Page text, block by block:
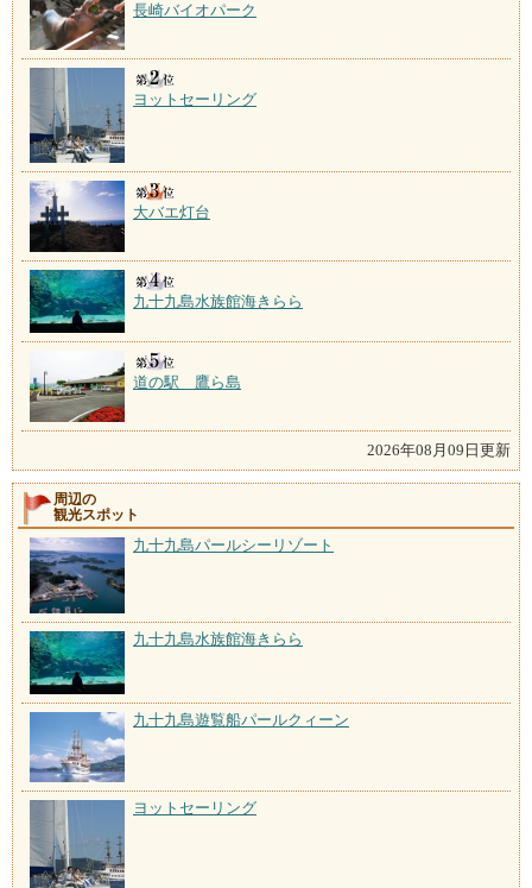
長崎バイオパーク
ヨットセーリング
大バエ灯台
九十九島水族館海きらら
道の駅 鷹ら島
2026年08月09日更新
周辺の
観光スポット
九十九島パールシーリゾート
九十九島水族館海きらら
九十九島遊覧船パールクィーン
ヨットセーリング